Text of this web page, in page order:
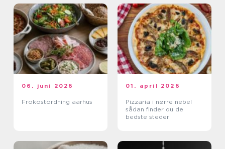
06. juni 2026
Frokostordning aarhus
01. april 2026
Pizzaria i nørre nebel
sådan finder du de
bedste steder